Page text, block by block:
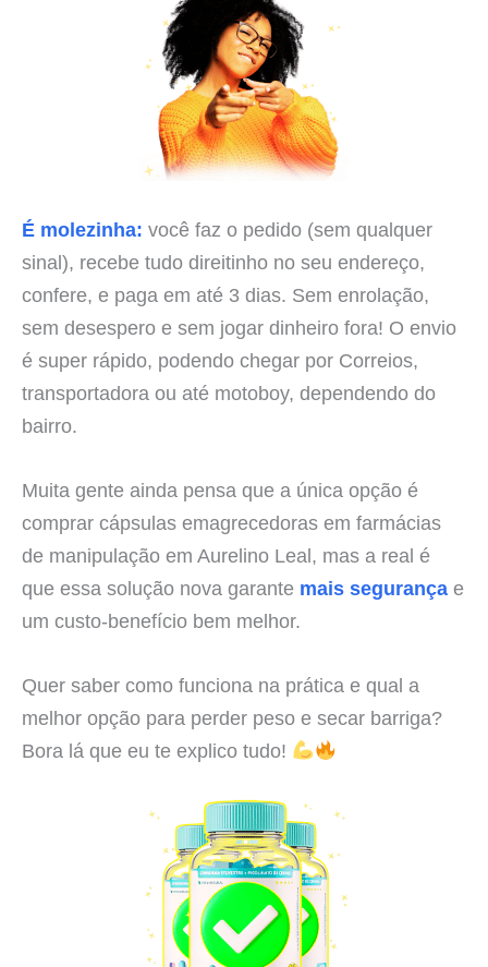
É molezinha: você faz o pedido (sem qualquer
sinal), recebe tudo direitinho no seu endereço,
confere, e paga em até 3 dias. Sem enrolação,
sem desespero e sem jogar dinheiro fora! O envio
é super rápido, podendo chegar por Correios,
transportadora ou até motoboy, dependendo do
bairro.
Muita gente ainda pensa que a única opção é
comprar cápsulas emagrecedoras em farmácias
de manipulação em Aurelino Leal, mas a real é
que essa solução nova garante mais segurança e
um custo-benefício bem melhor.
Quer saber como funciona na prática e qual a
melhor opção para perder peso e secar barriga?
Bora lá que eu te explico tudo!